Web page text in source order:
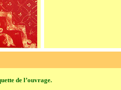
de l’ouvrage.